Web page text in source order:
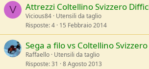
V Attrezzi Coltellino Svizzero
Vicious84 Utensili da taglio
Risposte 4 15 Febbraio 2014
Sega a filo vs Coltellino Svizzero
Raffaello Utensili da taglio
Risposte 31 8 Agosto 2013